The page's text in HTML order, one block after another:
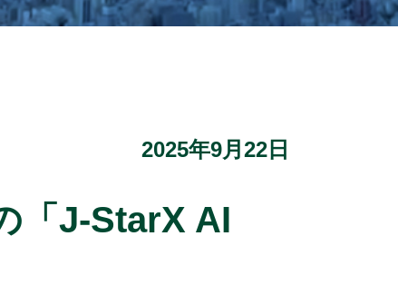
2025年9月22日
「J-StarX AI